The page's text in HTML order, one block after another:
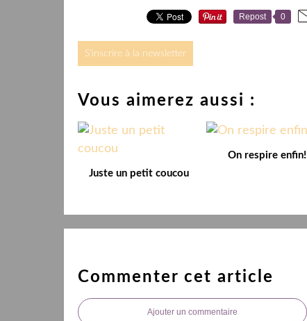
Repost 0
S'inscrire à la newsletter
Vous aimerez aussi :
Juste un petit coucou
On respire enfin!
Commenter cet article
Ajouter un commentaire